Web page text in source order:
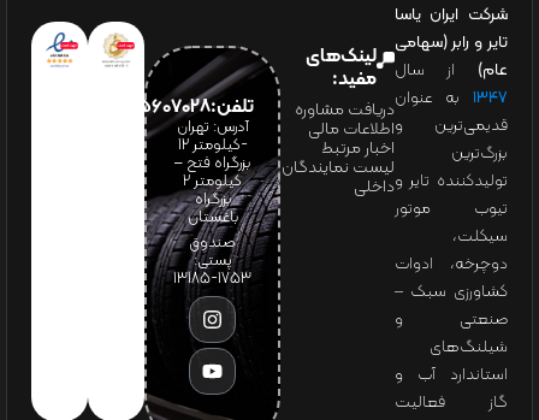
شرکت ایران یاسا
تایر و رابر (سهامی
عام) از سال
۱۳۴۷ به عنوان
قدیمی‌ترین و
بزرگ‌ترین
تولیدکننده تایر و
تیوب موتور
سیکلت،
دوچرخه، ادوات
کشاورزی سبک –
صنعتی و
شیلنگ‌های
استاندارد آب و
گاز فعالیت
لینک‌های
مفید:
دریافت مشاوره
اطلاعات مالی
اخبار مرتبط
لیست نمایندگان
داخلی
تلفن:65607028(021)
آدرس: تهران
-کیلومتر 12
بزرگراه فتح –
کیلومتر ۲
بزرگراه
باغستان
صندوق
پستی:
1753-13185